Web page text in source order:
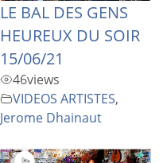
LE BAL DES GENS
HEUREUX DU SOIR
15/06/21
46views
VIDEOS ARTISTES,
Jerome Dhainaut